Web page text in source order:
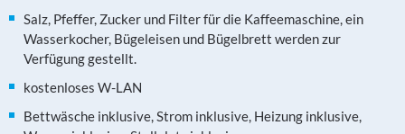
Salz, Pfeffer, Zucker und Filter für die Kaffeemaschine, ein
Wasserkocher, Bügeleisen und Bügelbrett werden zur
Verfügung gestellt.
kostenloses W-LAN
Bettwäsche inklusive, Strom inklusive, Heizung inklusive,